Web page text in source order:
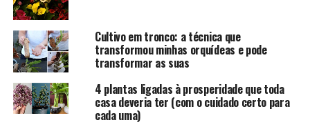
Cultivo em tronco: a técnica que
transformou minhas orquídeas e pode
transformar as suas
4 plantas ligadas à prosperidade que toda
casa deveria ter (com o cuidado certo para
cada uma)